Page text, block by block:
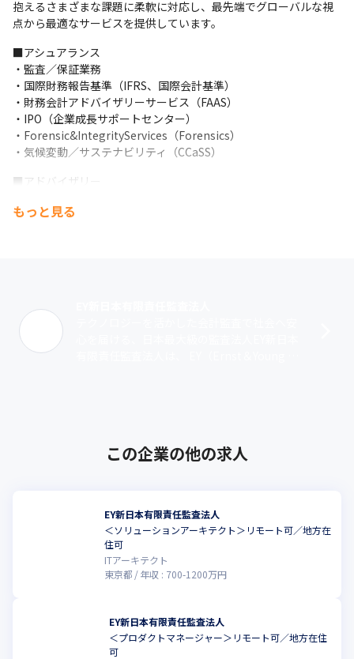
抱えるさまざまな課題に柔軟に対応し、最先端でグローバルな視
点から最適なサービスを提供しています。
■アシュアランス
・監査／保証業務
・国際財務報告基準（IFRS、国際会計基準）
・財務会計アドバイザリーサービス（FAAS）
・IPO（企業成長サポートセンター）
・Forensic&IntegrityServices（Forensics）
・気候変動／サステナビリティ（CCaSS）
■アドバイザリー
※多彩なサービス分野の専門性を有する多くのプロフェッショナ
売、パブリック、石油、テクノロジー、テレコム、電力・ガス、
不動産・建設・ホスピタリティ、ヘルスケア、メディア・エンタ
ーテイメント、ライフサイエンス
もっと見る
この企業の他の求人
EY新日本有限責任監査法人
＜ソリューションアーキテクト＞リモート可／地方在
住可
ITアーキテクト
東京都
年収 : 700-1200万円
EY新日本有限責任監査法人
＜プロダクトマネージャー＞リモート可／地方在住
可